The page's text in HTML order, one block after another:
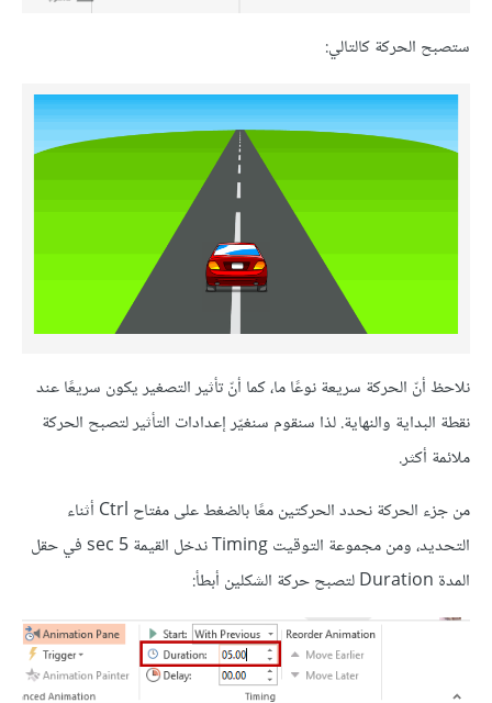
ستصبح الحركة كالتالي:
نلاحظ أنّ الحركة سريعة نوعًا ما، كما أنّ تأثير التصغير يكون سريعًا عند
نقطة البداية والنهاية. لذا سنقوم سنغيّر إعدادات التأثير لتصبح الحركة
ملائمة أكثر.
من جزء الحركة نحدد الحركتين معًا بالضغط على مفتاح Ctrl أثناء
التحديد، ومن مجموعة التوقيت Timing ندخل القيمة 5 sec في حقل
المدة Duration لتصبح حركة الشكلين أبطأ: